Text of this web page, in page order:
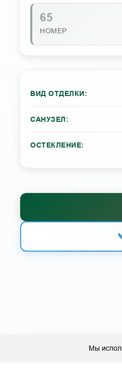
65
НОМЕР
ВИД ОТДЕЛКИ:
САНУЗЕЛ:
ОСТЕКЛЕНИЕ:
Мы